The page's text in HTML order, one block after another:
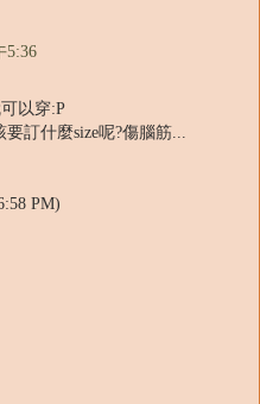
5:36
以穿:P
訂什麼size呢?傷腦筋...
PM)